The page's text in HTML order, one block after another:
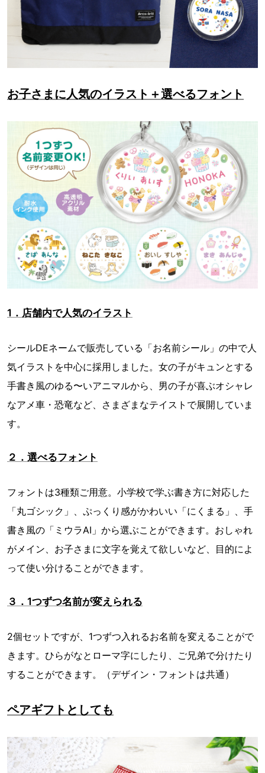
お子さまに人気のイラスト＋選べるフォント
1．店舗内で人気のイラスト
シールDEネームで販売している「お名前シール」の中で人
気イラストを中心に採用しました。女の子がキュンとする
手書き風のゆる〜いアニマルから、男の子が喜ぶオシャレ
なアメ車・恐竜など、さまざまなテイストで展開していま
す。
２．選べるフォント
フォントは3種類ご用意。小学校で学ぶ書き方に対応した
「丸ゴシック」、ぷっくり感がかわいい「にくまる」、手
書き風の「ミウラAI」から選ぶことができます。おしゃれ
がメイン、お子さまに文字を覚えて欲しいなど、目的によ
って使い分けることができます。
３．1つずつ名前が変えられる
2個セットですが、1つずつ入れるお名前を変えることがで
きます。ひらがなとローマ字にしたり、ご兄弟で分けたり
することができます。（デザイン・フォントは共通）
ペアギフトとしても